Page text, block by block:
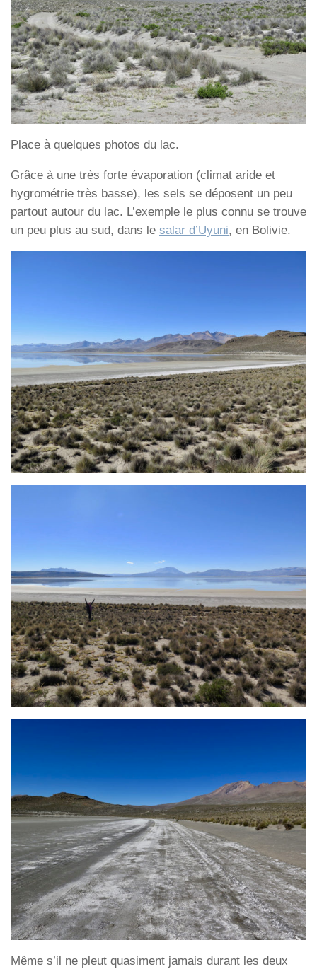
Place à quelques photos du lac.
Grâce à une très forte évaporation (climat aride et
hygrométrie très basse), les sels se déposent un peu
partout autour du lac. L’exemple le plus connu se trouve
un peu plus au sud, dans le salar d’Uyuni, en Bolivie.
Même s’il ne pleut quasiment jamais durant les deux